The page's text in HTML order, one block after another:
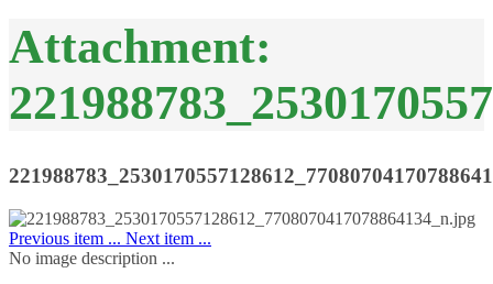
Attachment:
Previous item ... Next item ...
No image description ...